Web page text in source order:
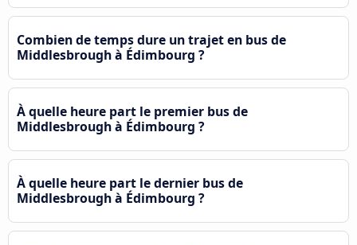
Combien de temps dure un trajet en bus de
Middlesbrough à Édimbourg ?
À quelle heure part le premier bus de
Middlesbrough à Édimbourg ?
À quelle heure part le dernier bus de
Middlesbrough à Édimbourg ?